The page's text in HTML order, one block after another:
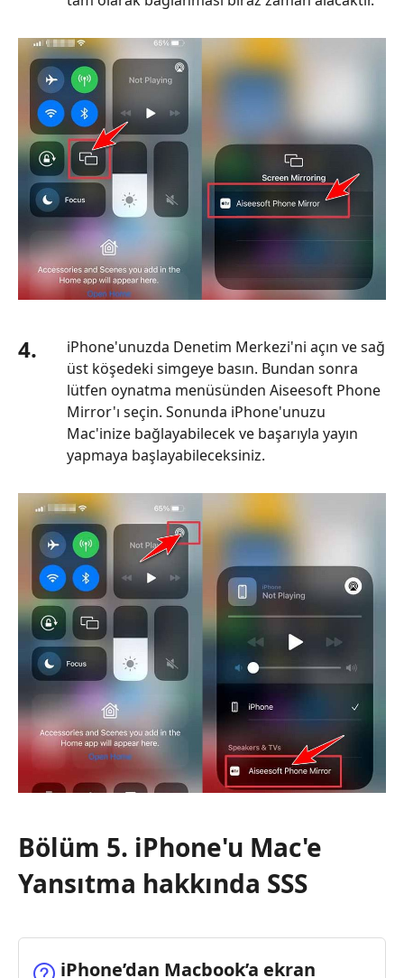
4.
iPhone'unuzda Denetim Merkezi'ni açın ve sağ
üst köşedeki simgeye basın. Bundan sonra
lütfen oynatma menüsünden Aiseesoft Phone
Mirror'ı seçin. Sonunda iPhone'unuzu
Mac'inize bağlayabilecek ve başarıyla yayın
yapmaya başlayabileceksiniz.
Bölüm 5. iPhone'u Mac'e
Yansıtma hakkında SSS
iPhone’dan Macbook’a ekran